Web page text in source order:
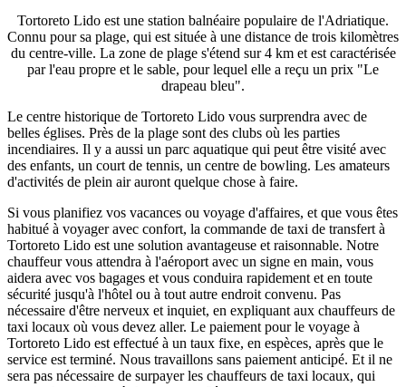
Tortoreto Lido est une station balnéaire populaire de l'Adriatique.
Connu pour sa plage, qui est située à une distance de trois kilomètres
du centre-ville. La zone de plage s'étend sur 4 km et est caractérisée
par l'eau propre et le sable, pour lequel elle a reçu un prix "Le
drapeau bleu".
Le centre historique de Tortoreto Lido vous surprendra avec de
belles églises. Près de la plage sont des clubs où les parties
incendiaires. Il y a aussi un parc aquatique qui peut être visité avec
des enfants, un court de tennis, un centre de bowling. Les amateurs
d'activités de plein air auront quelque chose à faire.
Si vous planifiez vos vacances ou voyage d'affaires, et que vous êtes
habitué à voyager avec confort, la commande de taxi de transfert à
Tortoreto Lido est une solution avantageuse et raisonnable. Notre
chauffeur vous attendra à l'aéroport avec un signe en main, vous
aidera avec vos bagages et vous conduira rapidement et en toute
sécurité jusqu'à l'hôtel ou à tout autre endroit convenu. Pas
nécessaire d'être nerveux et inquiet, en expliquant aux chauffeurs de
taxi locaux où vous devez aller. Le paiement pour le voyage à
Tortoreto Lido est effectué à un taux fixe, en espèces, après que le
service est terminé. Nous travaillons sans paiement anticipé. Et il ne
sera pas nécessaire de surpayer les chauffeurs de taxi locaux, qui